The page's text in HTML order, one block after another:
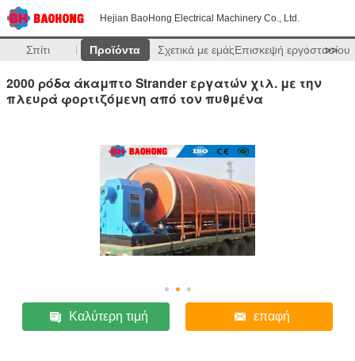
Hejian BaoHong Electrical Machinery Co., Ltd.
Σπίτι Προϊόντα Σχετικά με εμάςΕπισκεψή εργοστασίου
>>
2000 ρόδα άκαμπτο Strander εργατών χιλ. με την
πλευρά φορτιζόμενη από τον πυθμένα
Καλύτερη τιμή επαφή